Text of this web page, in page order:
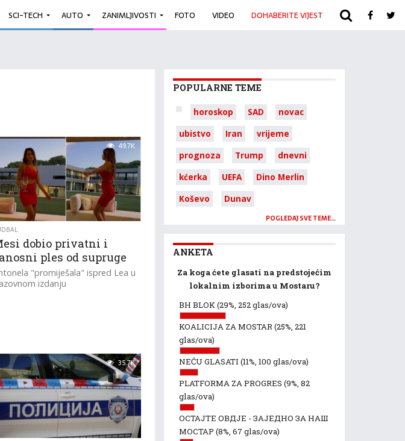
SCI-TECH AUTO ZANIMLJIVOSTI FOTO VIDEO DOHABERITE VIJEST ARHIVA
49.7K
dobio privatni i
ples od supruge
"promiješala" ispred Lea u
izdanju
35.7K
POPULARNE TEME
horoskop SAD
novac
ubistvo
Iran
vrijeme
prognoza
Trump
dnevni
kćerka
UEFA
Dino Merlin
Koševo
Dunav
POGLEDAJ SVE TEME…
ANKETA
Za koga ćete glasati na predstojećim
lokalnim izborima u Mostaru?
BH BLOK(29%, 252 glas/ova)
KOALICIJA ZA MOSTAR(25%, 221
glas/ova)
NEĆU GLASATI (11%, 100 glas/ova)
PLATFORMA ZA PROGRES (9%, 82
glas/ova)
ОСТАЈТЕ ОВДЈЕ - ЗАЈЕДНО ЗА НАШ
МОСТАР (8%, 67 glas/ova)